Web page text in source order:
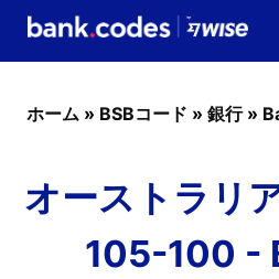
ホーム » BSBコード » 銀行»
オーストラリ
105-100 -